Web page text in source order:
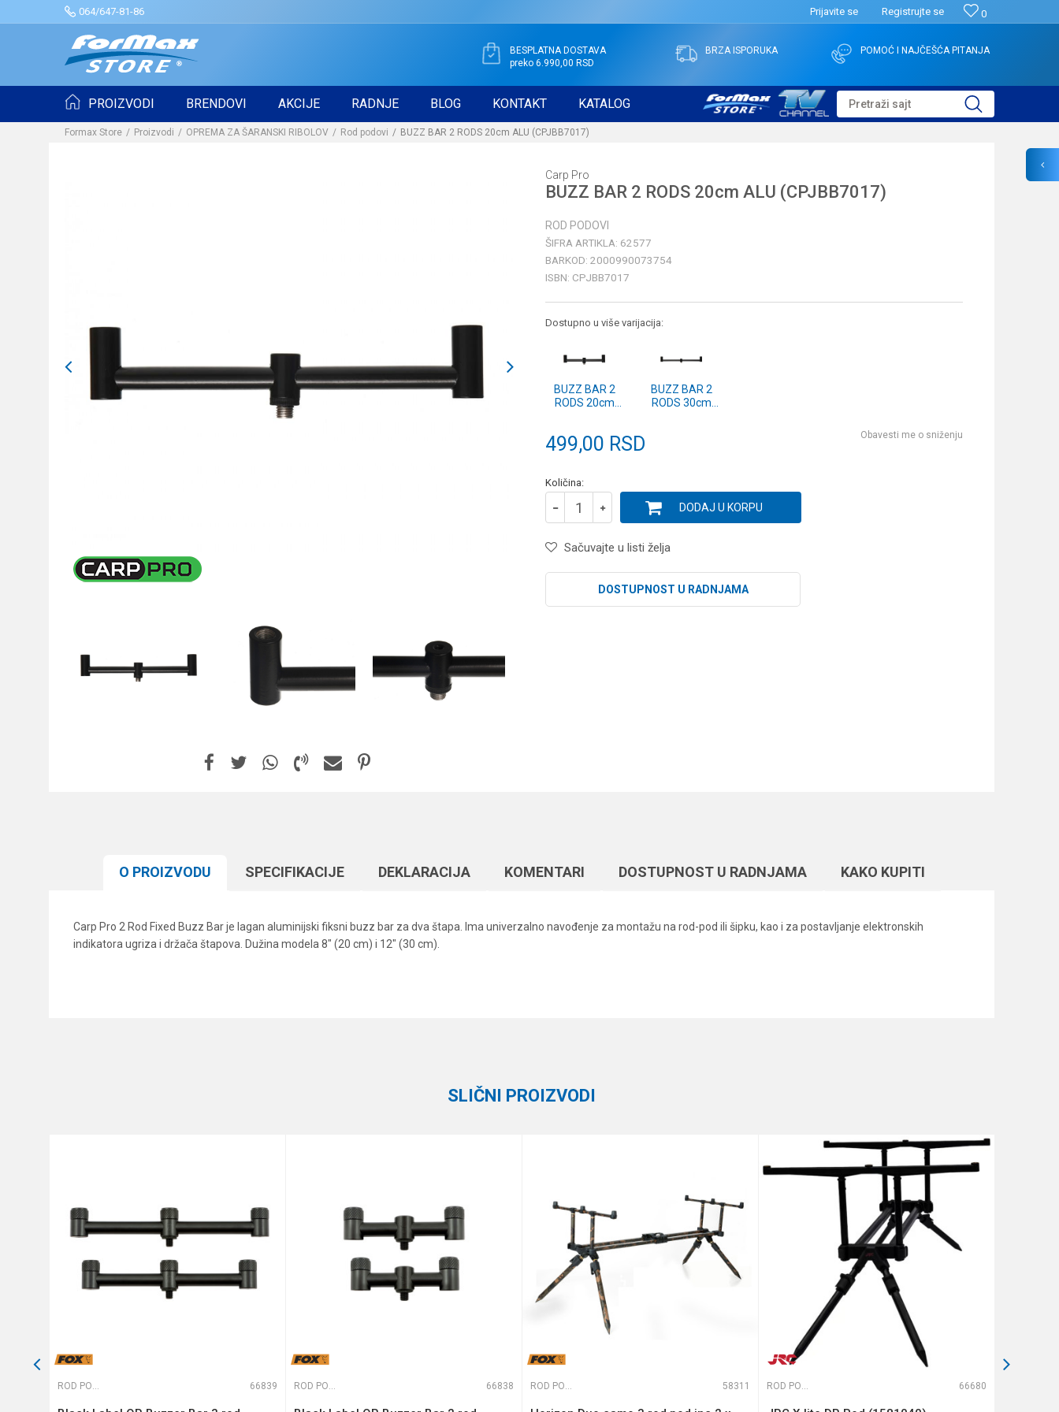
064/647-81-86 0
Prijavite se Registrujte se
BESPLATNA DOSTAVA
preko 6.990,00 RSD
BRZA ISPORUKA POMOĆ I NAJČEŠĆA PITANJA
PROIZVODI BRENDOVI AKCIJE RADNJE BLOG KONTAKT KATALOG Pretraži sajt
Formax Store Proizvodi OPREMA ZA ŠARANSKI RIBOLOV Rod podovi BUZZ BAR 2 RODS 20cm ALU (CPJBB7017)
Carp Pro
BUZZ BAR 2 RODS 20cm ALU (CPJBB7017)
ROD PODOVI
ŠIFRA ARTIKLA: 62577
BARKOD: 2000990073754
ISBN: CPJBB7017
Dostupno u više varijacija:
BUZZ BAR 2
RODS 20cm
BUZZ BAR 2
RODS 30cm
499,00 RSD Obavesti me o sniženju
Količina:
DODAJ U KORPU
Sačuvajte u listi želja
DOSTUPNOST U RADNJAMA
O PROIZVODU SPECIFIKACIJЕ DEKLARACIJA KOMENTARI DOSTUPNOST U RADNJAMA KAKO KUPITI
Carp Pro 2 Rod Fixed Buzz Bar je lagan aluminijski fiksni buzz bar za dva štapa. Ima univerzalno navođenje za montažu na rod-pod ili šipku, kao i za postavljanje elektronskih
indikatora ugriza i držača štapova. Dužina modela 8" (20 cm) i 12" (30 cm).
SLIČNI PROIZVODI
ROD PODOVI 66839 ROD PODOVI 66838 ROD PODOVI 58311 ROD PODOVI 66680